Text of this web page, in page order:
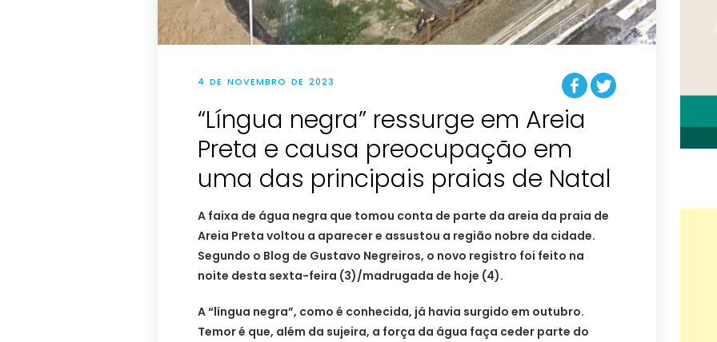
4 DE NOVEMBRO DE 2023
“Língua negra” ressurge em Areia
Preta e causa preocupação em
uma das principais praias de Natal
A faixa de água negra que tomou conta de parte da areia da praia de
Areia Preta voltou a aparecer e assustou a região nobre da cidade.
Segundo o Blog de Gustavo Negreiros, o novo registro foi feito na
noite desta sexta-feira (3)/madrugada de hoje (4).
A “língua negra”, como é conhecida, já havia surgido em outubro.
Temor é que, além da sujeira, a força da água faça ceder parte do